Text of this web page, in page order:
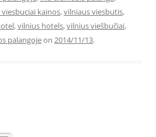
kainos,vilniaus viesbutis,
,vilnius hotels,vilnius viešbučiai,
palangojeon 2014/11/13.